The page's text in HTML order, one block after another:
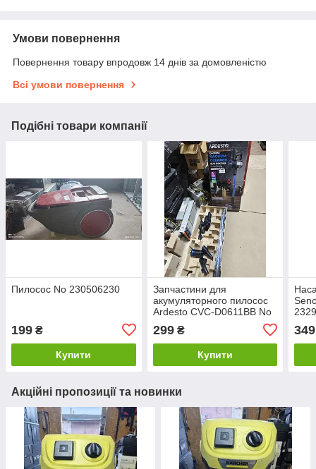
Умови повернення
Повернення товару впродовж 14 днів за домовленістю
Всі умови повернення
Подібні товари компанії
Пилосос No 230506230
199 ₴
Купити
Запчастини для
акумуляторного пилосос
Ardesto CVC-D0611BB No
299₴
Купити
349
Акційні пропозиції та новинки